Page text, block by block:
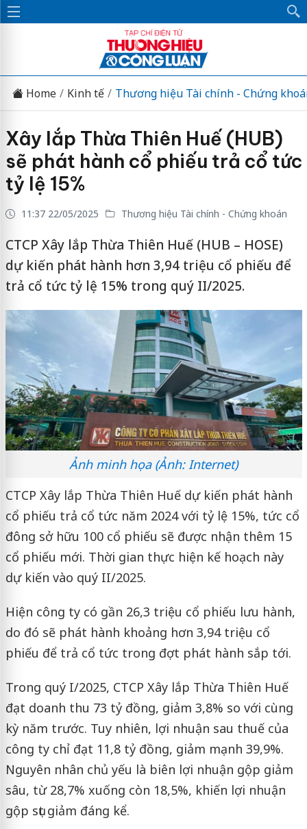
Home Kinh tế Thương hiệu Tài chính - Chứng
Xây lắp Thừa Thiên Huế (HUB)
sẽ phát hành cổ phiếu trả cổ tức
tỷ lệ 15%
11:37 22/05/2025 Thương hiệu Tài chính - Chứng khoán
CTCP Xây lắp Thừa Thiên Huế (HUB – HOSE)
dự kiến phát hành hơn 3,94 triệu cổ phiếu để
trả cổ tức tỷ lệ 15% trong quý II/2025.
Ảnh minh họa (Ảnh: Internet)
CTCP Xây lắp Thừa Thiên Huế dự kiến phát hành
cổ phiếu trả cổ tức năm 2024 với tỷ lệ 15%, tức cổ
đông sở hữu 100 cổ phiếu sẽ được nhận thêm 15
cổ phiếu mới. Thời gian thực hiện kế hoạch này
dự kiến vào quý II/2025.
Hiện công ty có gần 26,3 triệu cổ phiếu lưu hành,
do đó sẽ phát hành khoảng hơn 3,94 triệu cổ
phiếu để trả cổ tức trong đợt phát hành sắp tới.
Trong quý I/2025, CTCP Xây lắp Thừa Thiên Huế
đạt doanh thu 73 tỷ đồng, giảm 3,8% so với cùng
kỳ năm trước. Tuy nhiên, lợi nhuận sau thuế của
công ty chỉ đạt 11,8 tỷ đồng, giảm mạnh 39,9%.
Nguyên nhân chủ yếu là biên lợi nhuận gộp giảm
sâu, từ 28,7% xuống còn 18,5%, khiến lợi nhuận
gộp sụt giảm đáng kể.